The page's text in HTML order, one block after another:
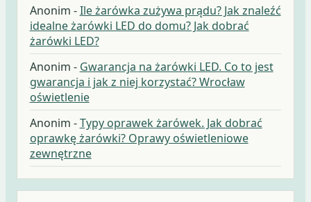
Anonim -Ile żarówka zużywa prądu? Jak znaleźć
idealne żarówki LED do domu? Jak dobrać
żarówki LED?
Anonim - Gwarancja na żarówki LED. Co to jest
gwarancja i jak z niej korzystać? Wrocław
oświetlenie
Anonim -Typy oprawek żarówek. Jak dobrać
oprawkę żarówki? Oprawy oświetleniowe
zewnętrzne